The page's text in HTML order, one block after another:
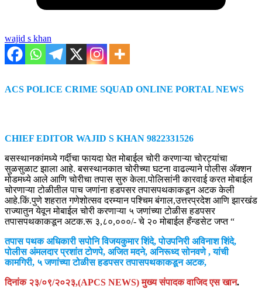
wajid s khan
ACS POLICE CRIME SQUAD ONLINE PORTAL NEWS
CHIEF EDITOR WAJID S KHAN 9822331526
बसस्थानकांमध्ये गर्दीचा फायदा घेत मोबाईल चोरी करणाऱ्या चोरट्यांचा
सुळसुळाट झाला आहे. बसस्थानकात चोरीच्या घटना वाढल्याने पोलीस ॲक्शन
मोडमध्ये आले आणि चोरीचा तपास सुरु केला.पोलिसांनी कारवाई करत मोबाईल
चोरणाऱ्या टोळीतील पाच जणांना हडपसर तपासपथकाकडून अटक केली
आहे.किं.पुणे शहरात गणेशोत्सव दरम्यान पश्चिम बंगाल,उत्तरप्रदेश आणि झारखंड
राज्यातुन येवून मोबाईल चोरी करणाऱ्या ५ जणांच्या टोळीस हडपसर
तपासपथकाकडून अटक.रू ३,८०,०००/- चे २० मोबाईल हँन्डसेट जप्त “
तपास पथक अधिकारी सपोनि विजयकुमार शिंदे, पोउपनिरी अविनाश शिंदे,
पोलीस अंमलदार प्रशांत टोणपे, अजित मदने, अनिरूध्द सोनवणे , यांची
कामगिरी, ५ जणांच्या टोळीस हडपसर तपासपथकाकडून अटक,
दिनांक २३/०९/२०२३,(APCS NEWS) मुख्य संपादक वाजिद एस खान.